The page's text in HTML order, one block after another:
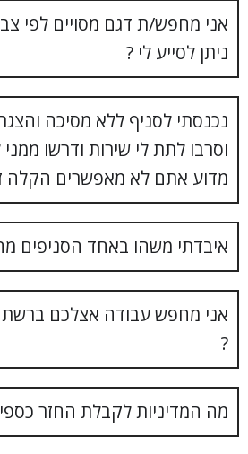
אני מחפש/ת דגם מסויים לפי
ניתן לסייע לי ?
נכנסתי לסניף ללא מסיכה
וסרבו לתת לי שירות ודרשו
מדוע אתם לא מאפשרים הקלה
איבדתי משהו באחד הסניפים
אני מחפש עבודה אצלכם
?
מה המדיניות לקבלת החזר